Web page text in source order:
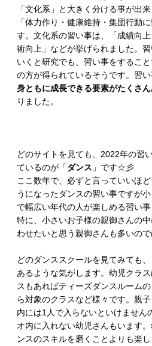
「文化系」と大きく分ける事が出
「体力作り・健康維持・集団行動
す。文化系の習い事は、「成績向
術向上」などが挙げられました。
いくと研究でも、習い事をするこ
の方が得られているそうです。習い
身ともに成長できる要素がたくさ
りました。
どのサイトを見ても、2022年の習
ているのが「ダンス 」です☆彡
ここ数年で、必ずと言っていいほ
うになったダンスの習い事ですが
で幅広い年代の人が楽しめる習い
特に、小さいお子様の親御さんの
わせたいと思う親御さんも多いの
どのダンススクールを見てみても
あるような気がします。幼児クラ
スもあればティーズダンスルーム
ら対象のクラスなど様々です。親
内には1人で入らないといけません
オ内に入れない幼児さんもいます
ンスのスキルを磨くことよりも楽